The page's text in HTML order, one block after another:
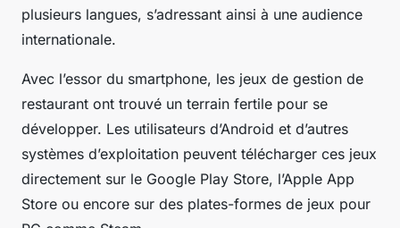
plusieurs langues, s’adressant ainsi à une audience
internationale.
Avec l’essor du smartphone, les jeux de gestion de
restaurant ont trouvé un terrain fertile pour se
développer. Les utilisateurs d’Android et d’autres
systèmes d’exploitation peuvent télécharger ces jeux
directement sur le Google Play Store, l’Apple App
Store ou encore sur des plates-formes de jeux pour